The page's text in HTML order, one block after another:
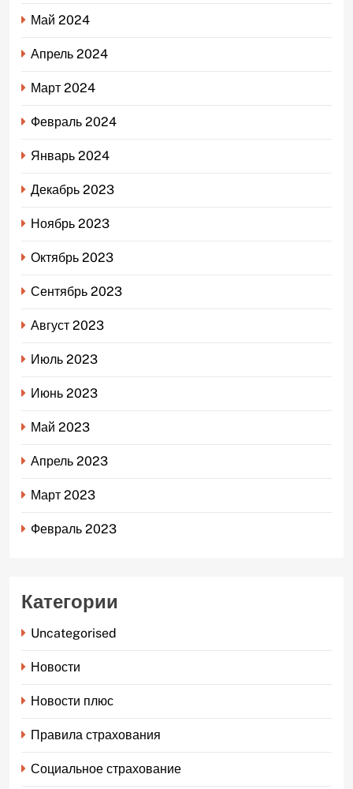
Май 2024
Апрель 2024
Март 2024
Февраль 2024
Январь 2024
Декабрь 2023
Ноябрь 2023
Октябрь 2023
Сентябрь 2023
Август 2023
Июль 2023
Июнь 2023
Май 2023
Апрель 2023
Март 2023
Февраль 2023
Категории
Uncategorised
Новости
Новости плюс
Правила страхования
Социальное страхование